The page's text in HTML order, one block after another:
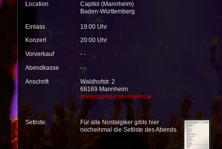
Location
Capitol (Mannheim)
Baden-Württemberg
Einlass
19:00 Uhr
Konzert
20:00 Uhr
Vorverkauf
- -
Abendkasse
- -
Anschrift
Waldhofstr. 2
68169 Mannheim
www.capitol-mannheim.de
Setliste:
Für alle Nostalgiker gibts hier
nocheinmal die Setliste des Abends.